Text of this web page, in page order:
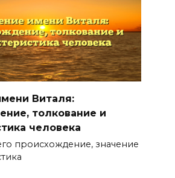
Виталя:
толкование и
человека
происхождение, значение